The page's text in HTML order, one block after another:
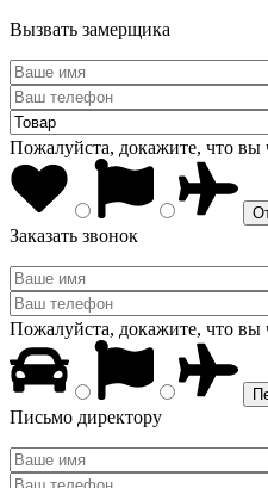
Вызвать замерщика
Пожалуйста, докажите, что вы
Заказать звонок
Пожалуйста, докажите, что вы
Письмо директору